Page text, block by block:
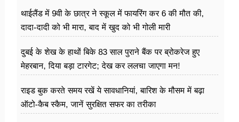
थाईलैंड में 9वी के छात्र ने स्कूल में फायरिंग कर 6 की मौत की,
दादा-दादी को भी मारा, बाद में खुद को भी गोली मारी
दुबई के शेख के हाथों बिके 83 साल पुराने बैंक पर ब्रोकरेज हुए
मेहरबान, दिया बड़ा टारगेट; देख कर ललचा जाएगा मन!
राइड बुक करते समय रखें ये सावधानियां, बारिश के मौसम में बढ़ा
ऑटो-कैब स्कैम, जानें सुरक्षित सफर का तरीका